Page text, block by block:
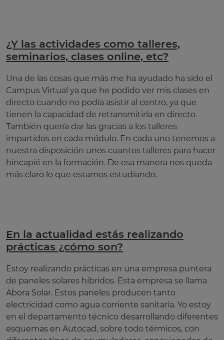
¿Y las actividades como talleres,
seminarios, clases online, etc?
Una de las cosas que más me ha ayudado ha sido el
Campus Virtual ya que he podido ver mis clases en
directo cuando no podía asistir al centro, ya que
tienen la capacidad de retransmitirla en directo.
También quería dar las gracias a los talleres
impartidos en cada módulo. En cada uno tenemos a
nuestra disposición unos cuantos talleres para hacer
hincapié en la formación. De esa manera nos queda
más claro lo que estamos estudiando.
En la actualidad estás realizando
prácticas ¿cómo son?
Estoy realizando prácticas en una empresa puntera
de paneles solares híbridos. Esta empresa se llama
Abora Solar. Estos paneles producen tanto
electricidad como agua corriente sanitaria. Yo estoy
en el departamento técnico desarrollando diferentes
esquemas en Autocad, sobre todo térmicos, con